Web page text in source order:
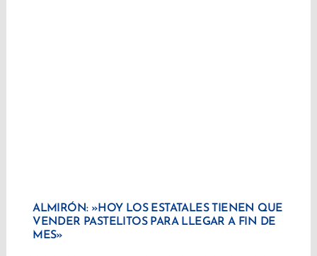
ALMIRÓN: »HOY LOS ESTATALES TIENEN QUE
VENDER PASTELITOS PARA LLEGAR A FIN DE
MES»